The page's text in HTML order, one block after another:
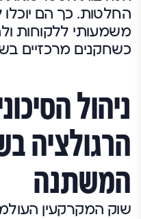
החלטות. כך הם יוכלו
משמעותי ללקוחות
כשחקנים מרכזיים
ניהול
הרגולציה
המשתנה
שוק המקרקעין העולמי